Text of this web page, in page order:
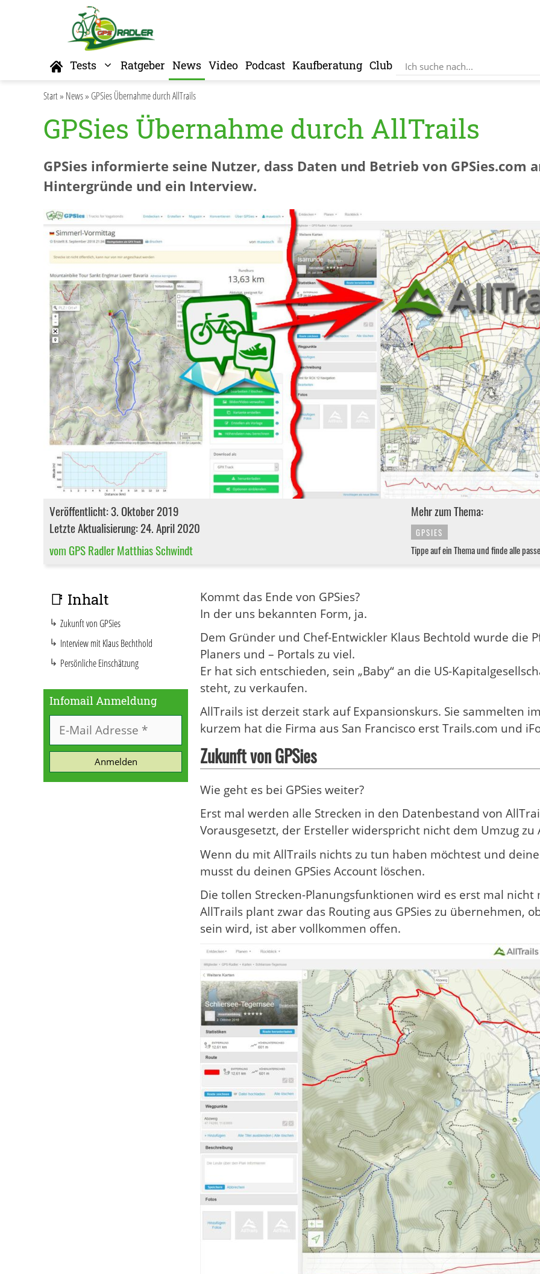
Home
Tests Ratgeber News Video Podcast Kaufberatung Club
Start» News» GPSies Übernahme durch AllTrails
GPSies Übernahme durch AllTrails
GPSies informierte seine Nutzer, dass Daten und Betrieb von GPSies.com
Hintergründe und ein Interview.
Veröffentlicht: 3. Oktober 2019
Letzte Aktualisierung: 24. April 2020
vom GPS Radler Matthias Schwindt
Mehr zum Thema:
GPSIES
Tippe auf ein Thema und finde alle
Kommt das Ende von GPSies?
In der uns bekannten Form, ja.
Dem Gründer und Chef-Entwickler Klaus Bechtold wurde die
Planers und – Portals zu viel.
Er hat sich entschieden, sein „Baby“ an die US-
steht, zu verkaufen.
AllTrails ist derzeit stark auf Expansionskurs. Sie sammelten
kurzem hat die Firma aus San Francisco erst Trails.com und
Zukunft von GPSies
Wie geht es bei GPSies weiter?
Erst mal werden alle Strecken in den Datenbestand von
Vorausgesetzt, der Ersteller widerspricht nicht dem Umzug zu
Wenn du mit AllTrails nichts zu tun haben möchtest und
musst du deinen GPSies Account löschen.
Die tollen Strecken-Planungsfunktionen wird es erst mal nicht
AllTrails plant zwar das Routing aus GPSies zu übernehmen,
sein wird, ist aber vollkommen offen.
📑 Inhalt
Zukunft von GPSies
Interview mit Klaus Bechthold
Persönliche Einschätzung
Infomail Anmeldung
Anmelden